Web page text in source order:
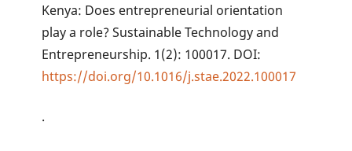
Kenya: Does entrepreneurial orientation
play a role? Sustainable Technology and
Entrepreneurship. 1(2): 100017. DOI:
https://doi.org/10.1016/j.stae.2022.100017
.